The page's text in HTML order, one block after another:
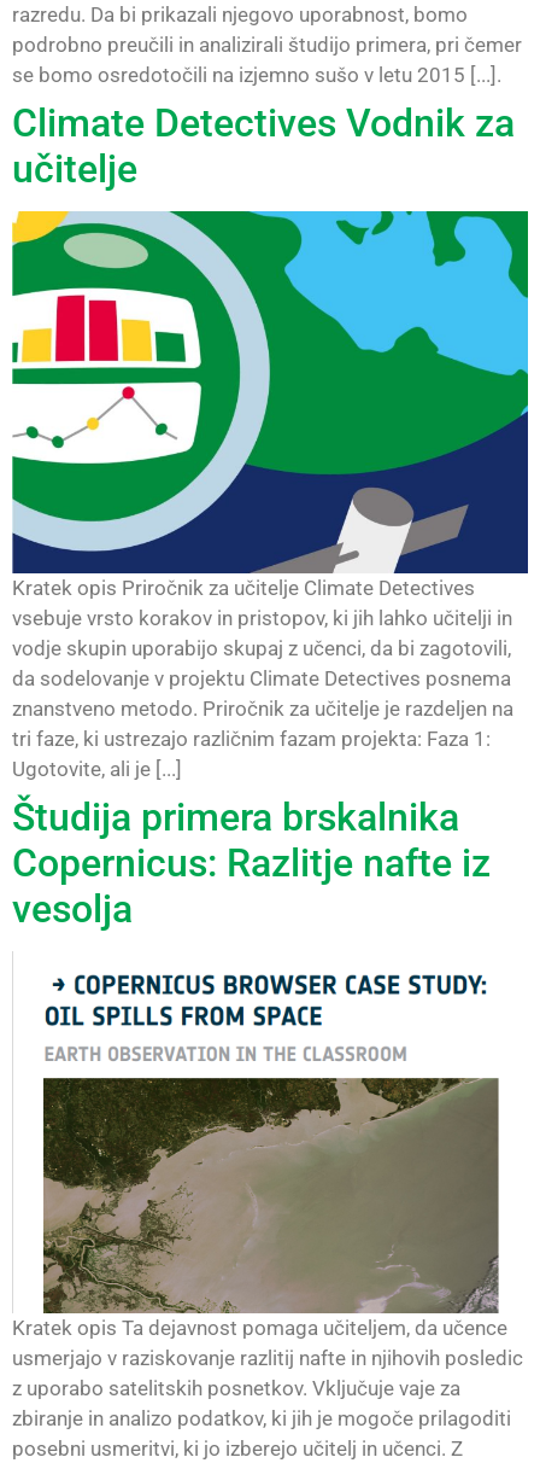
razredu. Da bi prikazali njegovo uporabnost, bomo
podrobno preučili in analizirali študijo primera, pri čemer
se bomo osredotočili na izjemno sušo v letu 2015 [...].
Climate Detectives Vodnik za
učitelje
Kratek opis Priročnik za učitelje Climate Detectives
vsebuje vrsto korakov in pristopov, ki jih lahko učitelji in
vodje skupin uporabijo skupaj z učenci, da bi zagotovili,
da sodelovanje v projektu Climate Detectives posnema
znanstveno metodo. Priročnik za učitelje je razdeljen na
tri faze, ki ustrezajo različnim fazam projekta: Faza 1:
Ugotovite, ali je [...]
Študija primera brskalnika
Copernicus: Razlitje nafte iz
vesolja
Kratek opis Ta dejavnost pomaga učiteljem, da učence
usmerjajo v raziskovanje razlitij nafte in njihovih posledic
z uporabo satelitskih posnetkov. Vključuje vaje za
zbiranje in analizo podatkov, ki jih je mogoče prilagoditi
posebni usmeritvi, ki jo izberejo učitelj in učenci. Z